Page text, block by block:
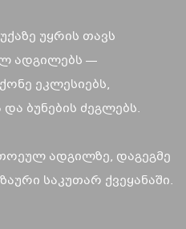
უყრის თავს
ადგილებს —
ეკლესიებს,
და ბუნების ძეგლებს.
ადგილზე, დაგეგმე
საკუთარ ქვეყანაში.